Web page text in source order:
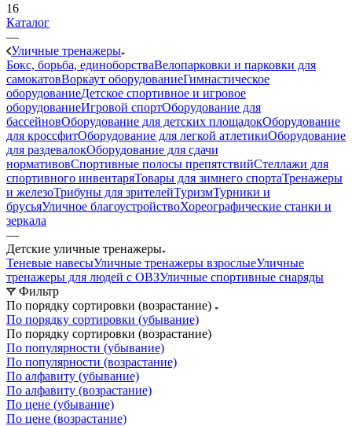
16
Каталог
—
Уличные тренажеры
Бокс, борьба, единоборстваВелопарковки и парковки для
самокатовВоркаут оборудованиеГимнастическое
оборудованиеДетское спортивное и игровое
оборудованиеИгровой спортОборудование для
бассейновОборудование для детских площадокОборудование
для кроссфитОборудование для легкой атлетикиОборудование
для раздевалокОборудование для сдачи
нормативовСпортивные полосы препятствийСтеллажи для
спортивного инвентаряТовары для зимнего спортаТренажеры
и железоТрибуны для зрителейТуризмТурники и
брусьяУличное благоустройствоХореографические станки и
зеркала
—
Детские уличные тренажеры
Теневые навесыУличные тренажеры взрослыеУличные
тренажеры для людей с ОВЗУличные спортивные снаряды
Фильтр
По порядку сортировки (возрастание)
По порядку сортировки (убывание)
По порядку сортировки (возрастание)
По популярности (убывание)
По популярности (возрастание)
По алфавиту (убывание)
По алфавиту (возрастание)
По цене (убывание)
По цене (возрастание)